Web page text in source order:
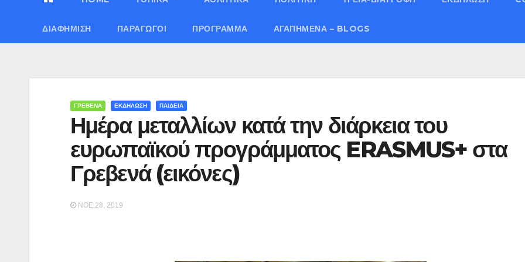
ΔΙΑΦΉΜΙΣΗ ΠΑΡΑΓΩΓΟΊ ΠΡΌΓΡΑΜΜΑ ΑΓΑΠΗΜΈΝΑ – BLOGS
ΓΡΕΒΕΝΑ ΕΚΔΗΛΩΣΗ ΠΑΙΔΕΙΑ
Ημέρα μεταλλίων κατά την διάρκεια του
ευρωπαϊκού προγράμματος ERASMUS+ στα
Γρεβενά (εικόνες)
ΝΟΈ 28, 2019